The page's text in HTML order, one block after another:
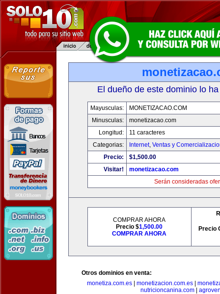
El dueño de este dominio lo
Mayusculas:
MONETIZACAO.COM
Minusculas:
monetizacao.com
Longitud:
11 caracteres
Categorias:
Internet, Ventas y
Precio:
$1,500.00
Visitar!
monetizacao.com
Serán consideradas
COMPRAR AHORA
Precio $1,500.00
COMPRAR AHORA
Precio
Otros dominios en venta:
monetiza.com.es| monetizacion.com.es|
nutricioncanina.com